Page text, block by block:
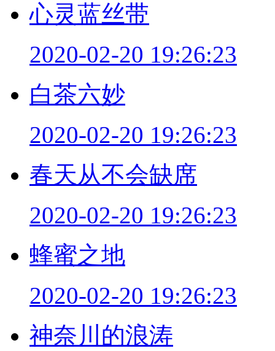
心灵蓝丝带
2020-02-20 19:26:23
白茶六妙
2020-02-20 19:26:23
春天从不会缺席
2020-02-20 19:26:23
蜂蜜之地
2020-02-20 19:26:23
神奈川的浪涛